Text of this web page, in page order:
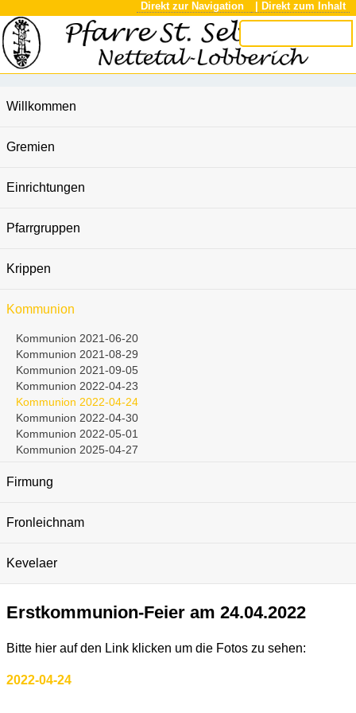
Direkt zur Navigation | Direkt zum Inhalt
Willkommen
Gremien
Einrichtungen
Pfarrgruppen
Krippen
Kommunion
Kommunion 2021-06-20
Kommunion 2021-08-29
Kommunion 2021-09-05
Kommunion 2022-04-23
Kommunion 2022-04-24
Kommunion 2022-04-30
Kommunion 2022-05-01
Kommunion 2025-04-27
Firmung
Fronleichnam
Kevelaer
Erstkommunion-Feier am 24.04.2022
Bitte hier auf den Link klicken um die Fotos zu sehen:
2022-04-24